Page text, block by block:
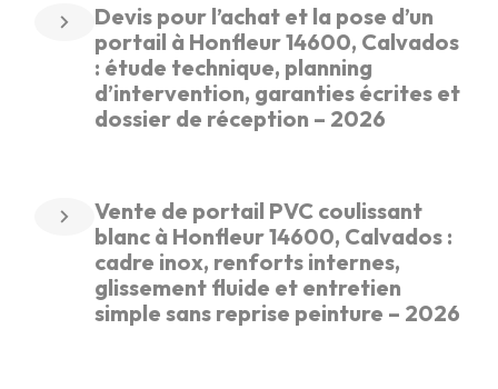
Devis pour l’achat et la pose d’un
portail à Honfleur 14600, Calvados
: étude technique, planning
d’intervention, garanties écrites et
dossier de réception – 2026
Vente de portail PVC coulissant
blanc à Honfleur 14600, Calvados :
cadre inox, renforts internes,
glissement fluide et entretien
simple sans reprise peinture – 2026